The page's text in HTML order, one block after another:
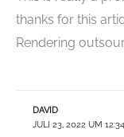
thanks for this
Rendering
DAVID
JULI 23, 2022 UM